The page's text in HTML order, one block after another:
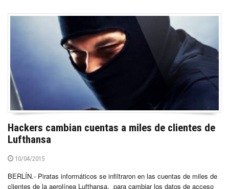
Hackers cambian cuentas a miles de clientes de
Lufthansa
10/04/2015
BERLÍN.- Piratas informáticos se infiltraron en las cuentas de miles de
clientes de la aerolínea Lufthansa, para cambiar los datos de acceso